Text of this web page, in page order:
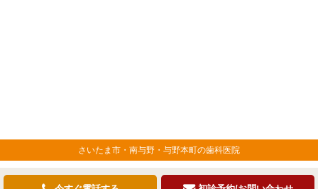
さいたま市・南与野・与野本町の歯科医院